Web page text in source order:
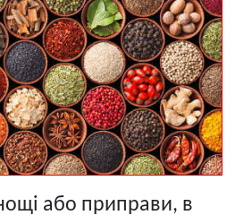
або приправи, в